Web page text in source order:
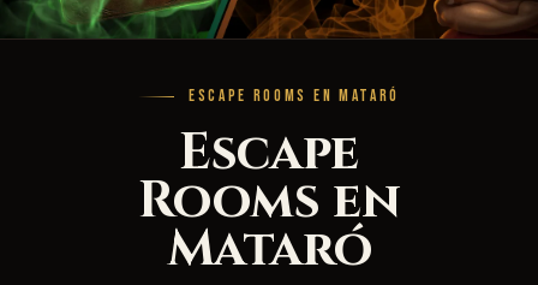
ESCAPE ROOMS EN MATARÓ
Escape
Rooms en
Mataró